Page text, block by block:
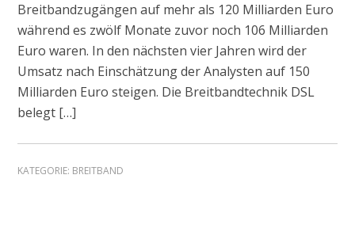
Breitbandzugängen auf mehr als 120 Milliarden Euro
während es zwölf Monate zuvor noch 106 Milliarden
Euro waren. In den nächsten vier Jahren wird der
Umsatz nach Einschätzung der Analysten auf 150
Milliarden Euro steigen. Die Breitbandtechnik DSL
belegt […]
KATEGORIE: BREITBAND